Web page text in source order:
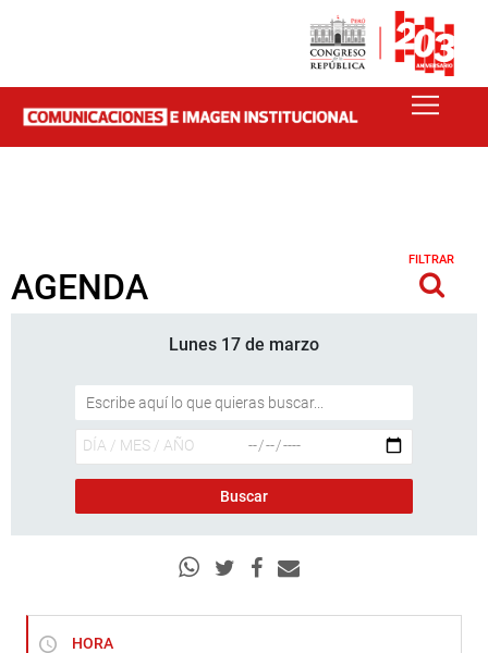
AGENDA
FILTRAR
Lunes 17 de marzo
HORA